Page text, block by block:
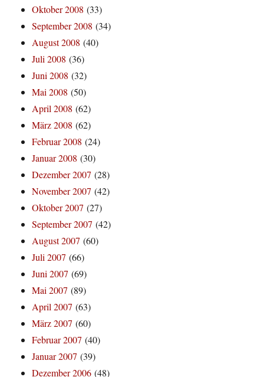
Oktober 2008 (33)
September 2008 (34)
August 2008 (40)
Juli 2008 (36)
Juni 2008 (32)
Mai 2008 (50)
April 2008 (62)
März 2008 (62)
Februar 2008 (24)
Januar 2008 (30)
Dezember 2007 (28)
November 2007 (42)
Oktober 2007 (27)
September 2007 (42)
August 2007 (60)
Juli 2007 (66)
Juni 2007 (69)
Mai 2007 (89)
April 2007 (63)
März 2007 (60)
Februar 2007 (40)
Januar 2007 (39)
Dezember 2006 (48)